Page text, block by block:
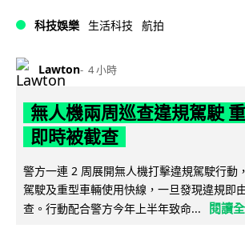
科技娛樂 生活科技 航拍
Lawton 4 小時
無人機兩周巡查違規駕駛
即時被截查
警方一連 2 周展開無人機打擊違規駕駛行動
駕駛及重型車輛使用快線，一旦發現違規即
查。行動配合警方今年上半年致命...
閱讀